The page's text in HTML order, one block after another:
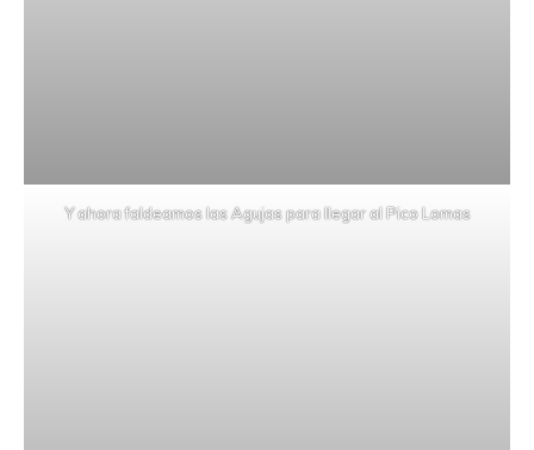
Y ahora faldeamos las Agujas para llegar al Pico Lomas